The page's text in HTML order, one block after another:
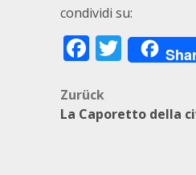
condividi su:
Zurück
La Caporetto della